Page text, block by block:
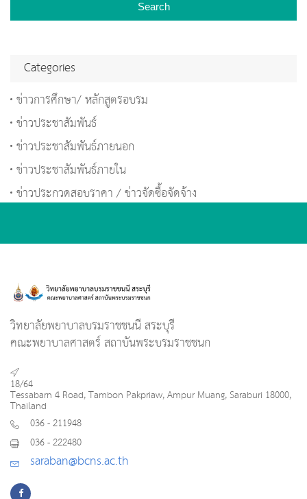
Search
Categories
ข่าวการศึกษา/ หลักสูตรอบรม
ข่าวประชาสัมพันธ์
ข่าวประชาสัมพันธ์ภายนอก
ข่าวประชาสัมพันธ์ภายใน
ข่าวประกวดสอบราคา / ข่าวจัดซื้อจัดจ้าง
วิทยาลัยพยาบาลบรมราชชนนี สระบุรี
คณะพยาบาลศาสตร์ สถาบันพระบรมราชชนก
18/64
Tessabarn 4 Road, Tambon Pakpriaw, Ampur Muang, Saraburi 18000,
Thailand
036 - 211948
036 - 222480
saraban@bcns.ac.th